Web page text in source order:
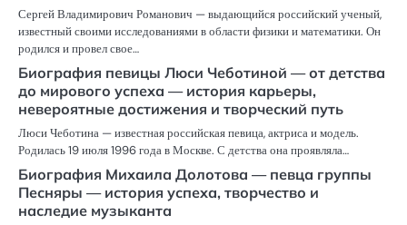
Сергей Владимирович Романович — выдающийся российский ученый,
известный своими исследованиями в области физики и математики. Он
родился и провел свое…
Биография певицы Люси Чеботиной — от детства
до мирового успеха — история карьеры,
невероятные достижения и творческий путь
Люси Чеботина — известная российская певица, актриса и модель.
Родилась 19 июля 1996 года в Москве. С детства она проявляла…
Биография Михаила Долотова — певца группы
Песняры — история успеха, творчество и
наследие музыканта